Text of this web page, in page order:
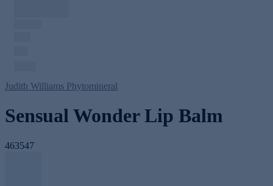
Judith Williams Phytomineral
Sensual Wonder Lip Balm
463547